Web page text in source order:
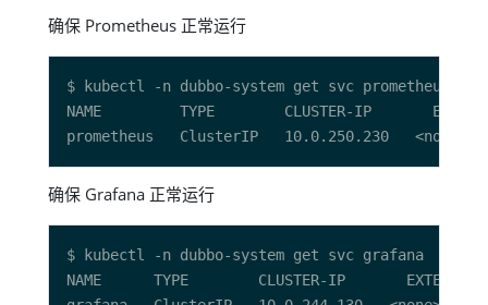
确保 Prometheus 正常运行
NAME         TYPE        CLUSTER-IP
确保 Grafana 正常运行
NAME      TYPE        CLUSTER-IP       EXTERNAL-